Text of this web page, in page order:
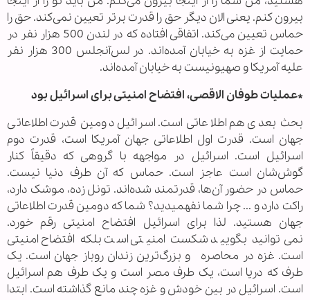
بیرون کنم. یعنی الان دیگر حق را قدرت برتر تعیین نمی‌کند. حق را
حماس تعیین می‌کند. اتفاقی افتاده که در لندن 500 هزار نفر در
حمایت از غزه به خیابان آمده‌اند. در لس‌آنجلس 300 هزار نفر
علیه آمریکا و صهیونیست به خیابان آمده‌اند.
*عملیات طوفان الاقصی، افتضاح امنیتی برای اسرائیل بود
بحث بعدی هم اطلاعاتی است. اسرائیل دومین قدرت اطلاعاتی
جهان است. قدرت اول اطلاعاتی جهان آمریکا است، قدرت دوم
اسرائیل است. اسرائیل در مواجهه با گروهی که دقیقاً کنار
گوش‌شان است عاجز است. حماس که آن طرف دنیا نیست.
حماس در حضور آن‌ها‌، قدرتمند شده‌اند. تونل زده، موشک دارد،
راکت دارد و ... چرا شما نفهمیدید؟ شما که دومین قدرت اطلاعاتی
جهان هستید. لذا برای اسرائیل افتضاح امنیتی رقم خورد.
نمی‌توانید بگویید شکست امنیتی است بلکه افتضاح امنیتی
است. غزه در محاصره و بزرگ‌ترین زندان روباز جهان است. یک
طرف که دریا است، یک طرف مصر است و یک طرف هم اسرائیل
است. اسرائیل در بین خودش و غزه چند مانع گذاشته است. ابتدا